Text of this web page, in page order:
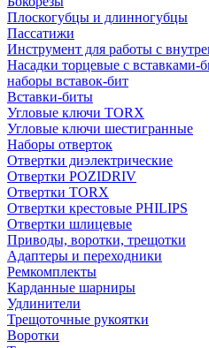
Плоскогубцы и длинногубцы
Пассатижи
Инструмент для работы с
Насадки торцевые с вставками-
наборы вставок-бит
Вставки-биты
Угловые ключи TORX
Угловые ключи шестигранные
Наборы отверток
Отвертки диэлектрические
Отвертки POZIDRIV
Отвертки TORX
Отвертки крестовые PHILIPS
Отвертки шлицевые
Приводы, воротки, трещотки
Адаптеры и переходники
Ремкомплекты
Карданные шарниры
Удлинители
Трещоточные рукоятки
Воротки